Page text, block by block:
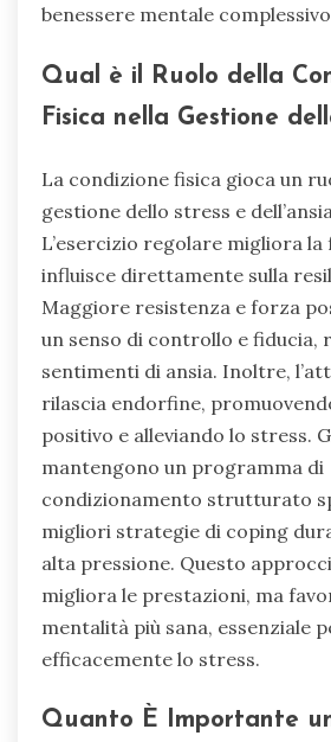
benessere mentale
Qual è il Ruolo della
Fisica nella Gestione
La condizione fisica gioca un
gestione dello stress e
L’esercizio regolare migliora
influisce direttamente sulla
Maggiore resistenza e forza
un senso di controllo e fiducia,
sentimenti di ansia. Inoltre,
rilascia endorfine,
positivo e alleviando lo stress.
mantengono un programma di
condizionamento strutturato
migliori strategie di coping
alta pressione. Questo
migliora le prestazioni, ma
mentalità più sana, essenziale
efficacemente lo stress.
Quanto È Importante